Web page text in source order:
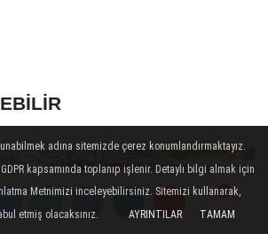
Yorumlar
Yorumlar
adına sitemizde çerez konumlandırmaktayız.
kapsamında toplanıp işlenir. Detaylı bilgi almak için
Metnimizi inceleyebilirsiniz. Sitemizi kullanarak,
etmiş olacaksınız.
AYRINTILAR TAMAM